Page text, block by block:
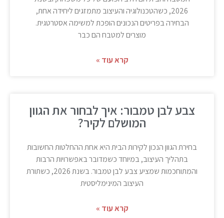
2026, כשהטכנולוגיה והעיצוב מתמזגים ליחידה אחת,
הבחירה בפריטים הנכונים הופכת למשימה אסטרטגית.
מוצרים למטבח הם כבר
קרא עוד »
צבע לבן טמבור: איך לבחור את הגוון
המושלם לקיר?
בחירת הגוון הנכון לקירות הבית היא אחת ההחלטות החשובות
בתהליך העיצוב, במיוחד כשמדובר באפשרויות הרבות
והמתוחכמות שמציע צבע לבן טמבור. בשנת 2026, כשתורת
העיצוב המינימליסטית
קרא עוד »